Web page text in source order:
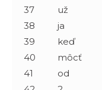
37
už
38
ja
39
keď
40
môcť
41
od